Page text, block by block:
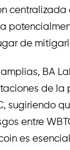
centralizada
de
amplias, BA
de la
sugiriendo
entre
es